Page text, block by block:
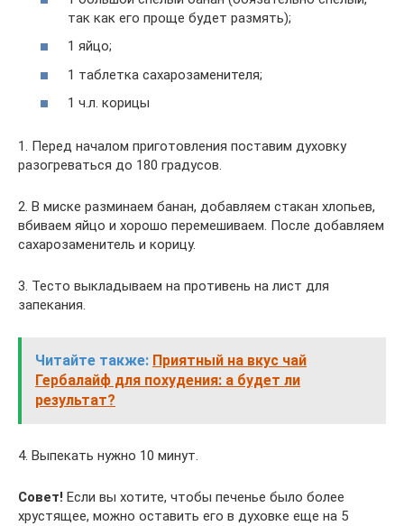
так как его проще будет размять);
1 яйцо;
1 таблетка сахарозаменителя;
1 ч.л. корицы
1. Перед началом приготовления поставим духовку
разогреваться до 180 градусов.
2. В миске разминаем банан, добавляем стакан хлопьев,
вбиваем яйцо и хорошо перемешиваем. После добавляем
сахарозаменитель и корицу.
3. Тесто выкладываем на противень на лист для
запекания.
Читайте также: Приятный на вкус чай
Гербалайф для похудения: а будет ли
результат?
4. Выпекать нужно 10 минут.
Совет! Если вы хотите, чтобы печенье было более
хрустящее, можно оставить его в духовке еще на 5